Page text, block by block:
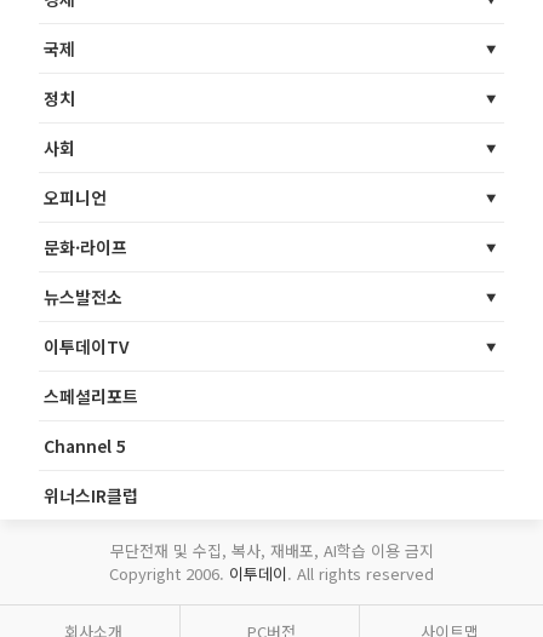
국제
정치
사회
오피니언
문화·라이프
뉴스발전소
이투데이TV
스페셜리포트
Channel 5
위너스IR클럽
무단전재 및 수집, 복사, 재배포, AI학습 이용 금지
Copyright 2006. 이투데이. All rights reserved
회사소개 PC버전 사이트맵